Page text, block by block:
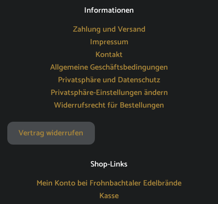
Informationen
Zahlung und Versand
Impressum
Kontakt
Allgemeine Geschäftsbedingungen
Privatsphäre und Datenschutz
Privatsphäre-Einstellungen ändern
Widerrufsrecht für Bestellungen
Vertrag widerrufen
Shop-Links
Mein Konto bei Frohnbachtaler Edelbrände
Kasse